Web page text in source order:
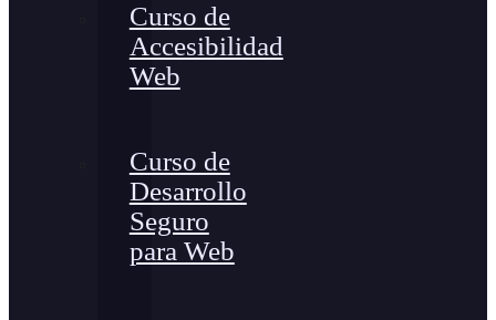
Curso de
Accesibilidad
Web
Curso de
Desarrollo
Seguro
para Web